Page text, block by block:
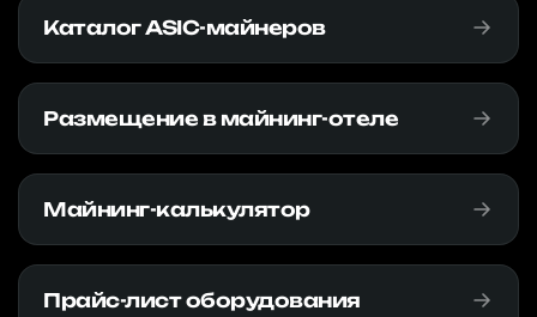
Каталог ASIC-майнеров
Размещение в майнинг-отеле
Майнинг-калькулятор
Прайс-лист оборудования